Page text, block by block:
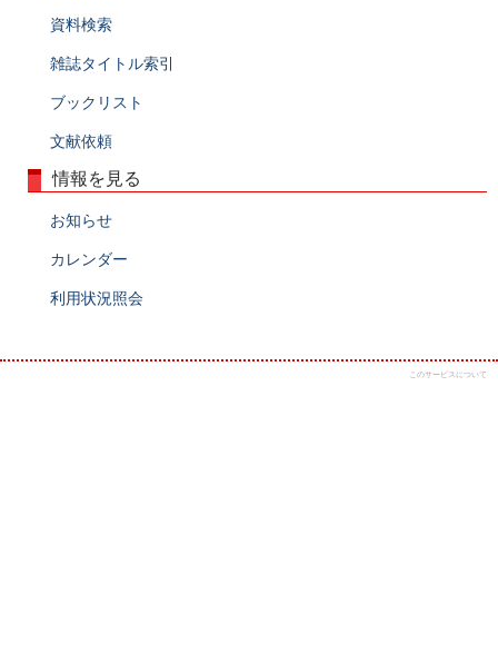
資料検索
雑誌タイトル索引
ブックリスト
文献依頼
情報を見る
お知らせ
カレンダー
利用状況照会
このサービスについて